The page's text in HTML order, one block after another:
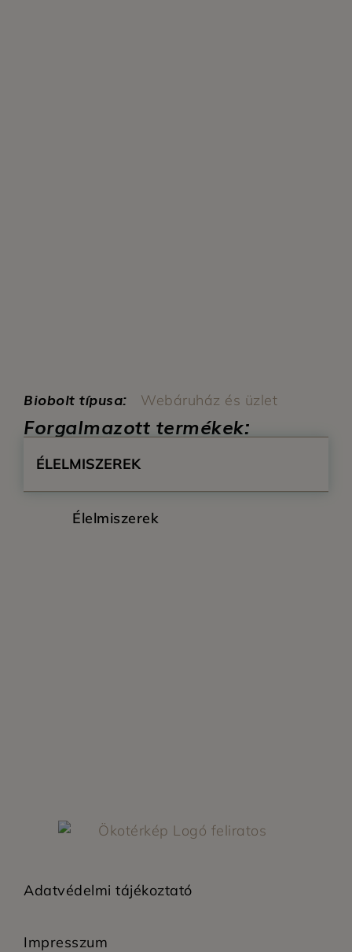
Biobolt típusa: Webáruház és üzlet
Forgalmazott termékek:
ÉLELMISZEREK
Élelmiszerek
Adatvédelmi tájékoztató
Impresszum